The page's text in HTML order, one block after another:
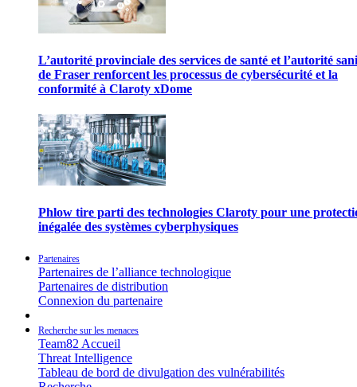
L’autorité provinciale des services de santé et l’autorité
de Fraser renforcent les processus de cybersécurité et la
conformité à Claroty xDome
Phlow tire parti des technologies Claroty pour une
inégalée des systèmes cyberphysiques
Partenaires
Partenaires de l’alliance technologique
Partenaires de distribution
Connexion du partenaire
Recherche sur les menaces
Team82 Accueil
Threat Intelligence
Tableau de bord de divulgation des vulnérabilités